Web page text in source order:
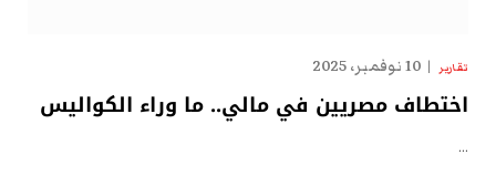
تقارير 10 نوفمبر، 2025
اختطاف مصريين في مالي.. ما وراء الكواليس
…